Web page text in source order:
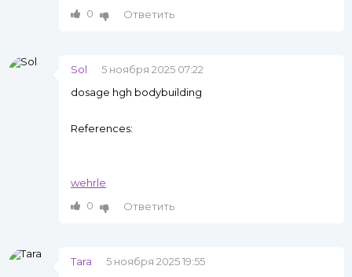
0
Ответить
Sol
5 ноября 2025 07:22
dosage hgh bodybuilding
References:
wehrle
0
Ответить
Tara
5 ноября 2025 19:55